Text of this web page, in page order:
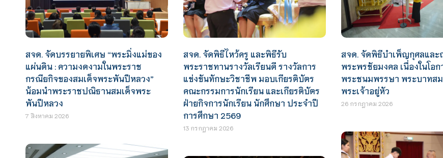
สจด. จัดบรรยายพิเศษ “พระมิ่งแม่ของ
แผ่นดิน : ความงดงามในพระราช
กรณียกิจของสมเด็จพระพันปีหลวง”
น้อมนำพระราชปณิธานสมเด็จพระ
พันปีหลวง
7 สิงหาคม 2026
สจด. จัดพิธีไหว้ครู และพิธีรับ
พระราชทานรางวัลเรียนดี รางวัลการ
แข่งขันทักษะวิชาชีพ มอบเกียรติบัตร
คณะกรรมการนักเรียน และเกียรติบัตร
ฝ่ายกิจการนักเรียน นักศึกษา ประจำปี
การศึกษา 2569
13 กรกฎาคม 2026
สจด. จัดพิธีบำเพ็ญกุศลและ
พระพรชัยมงคล เนื่องในโอ
พระชนมพรรษา พระบาทส
พระเจ้าอยู่หัว
26 กรกฎาคม 2026